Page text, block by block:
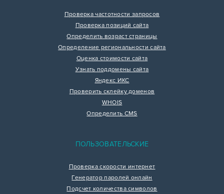
Проверка частотности запросов
Проверка позиций сайта
Определить возраст страницы
Определение региональности сайта
Оценка стоимости сайта
Узнать поддомены сайта
Яндекс ИКС
Проверить склейку доменов
WHOIS
Определить CMS
ПОЛЬЗОВАТЕЛЬСКИЕ
Проверка скорости интернет
Генератор паролей онлайн
Подсчет количества символов